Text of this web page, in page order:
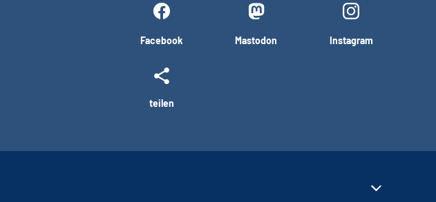
Facebook Mastodon Instagram
teilen